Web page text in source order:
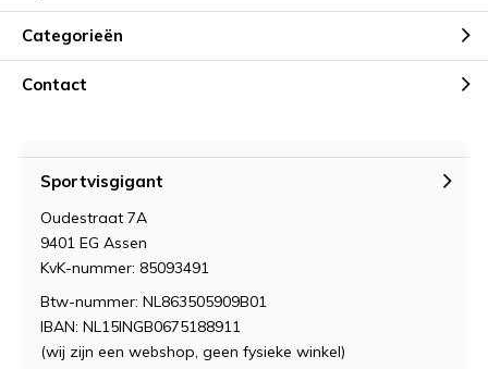
Categorieën
Contact
Sportvisgigant
Oudestraat 7A
9401 EG Assen
KvK-nummer: 85093491
Btw-nummer: NL863505909B01
IBAN: NL15INGB0675188911
(wij zijn een webshop, geen fysieke winkel)